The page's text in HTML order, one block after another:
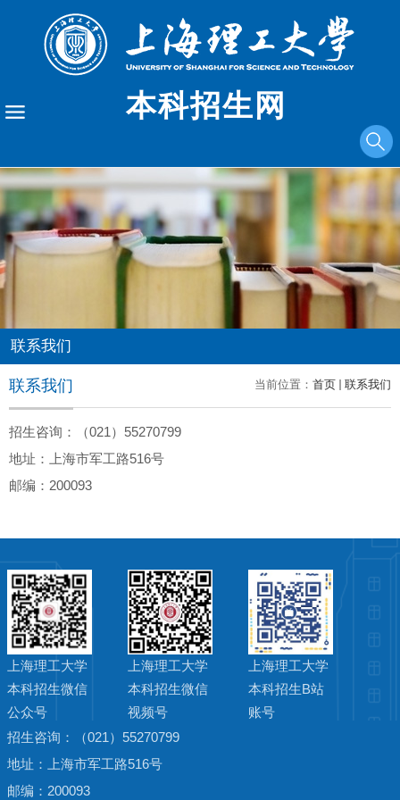
本科招生网
联系我们
当前位置： 首页 联系我们
联系我们
招生咨询：（021）55270799
地址：上海市军工路516号
邮编：200093
上海理工大学
本科招生微信
公众号
上海理工大学
本科招生微信
视频号
上海理工大学
本科招生B站
账号
招生咨询：（021）55270799
地址：上海市军工路516号
邮编：200093